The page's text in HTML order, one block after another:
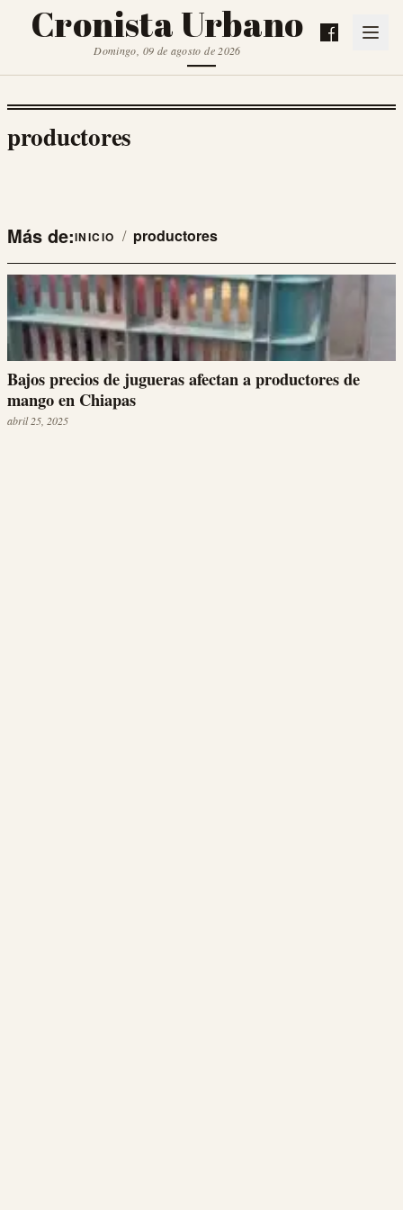
Cronista Urbano
Domingo, 09 de agosto de 2026
productores
Más de:INICIO / productores
Bajos precios de jugueras afectan a productores de
mango en Chiapas
abril 25, 2025